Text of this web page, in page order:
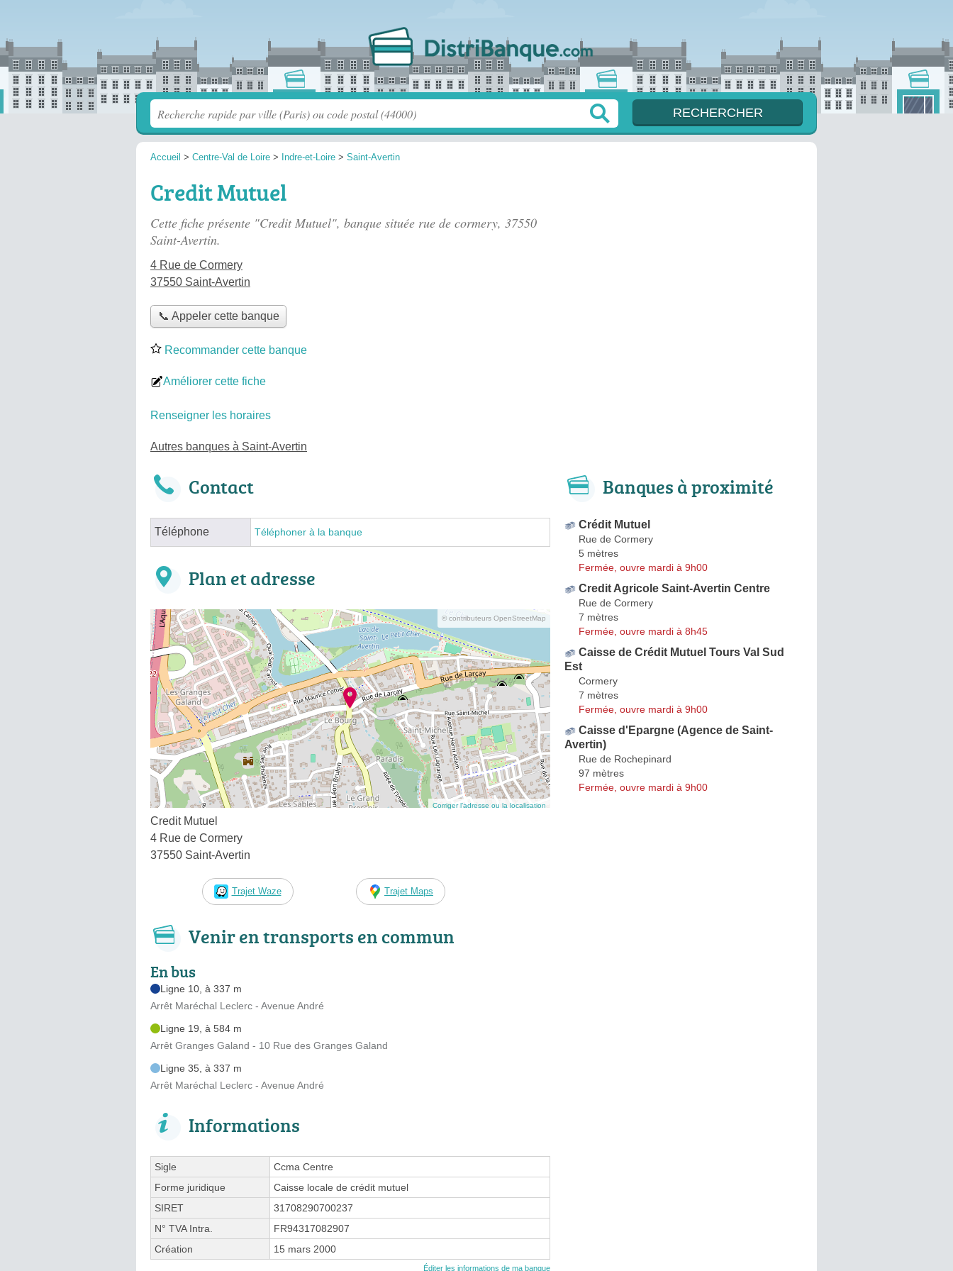
Accueil > Centre-Val de Loire > Indre-et-Loire > Saint-Avertin
Credit Mutuel
Cette fiche présente "Credit Mutuel", banque située rue de cormery, 37550
Saint-Avertin.
4 Rue de Cormery
37550 Saint-Avertin
📞 Appeler cette banque
Recommander cette banque
Améliorer cette fiche
Renseigner les horaires
Autres banques à Saint-Avertin
Contact
Téléphone Téléphoner à la banque
Plan et adresse
© contributeurs OpenStreetMap
Corriger l’adresse ou la localisation
Credit Mutuel
4 Rue de Cormery
37550 Saint-Avertin
Trajet Waze Trajet Maps
Venir en transports en commun
En bus
Ligne 10, à 337 m
Arrêt Maréchal Leclerc - Avenue André
Ligne 19, à 584 m
Arrêt Granges Galand - 10 Rue des Granges Galand
Ligne 35, à 337 m
Arrêt Maréchal Leclerc - Avenue André
Informations
Sigle
Ccma Centre
Forme juridique
Caisse locale de crédit mutuel
SIRET
31708290700237
N° TVA Intra.
FR94317082907
Création
15 mars 2000
Éditer les informations de ma banque
Banques à proximité
Crédit Mutuel
Rue de Cormery
5 mètres
Fermée, ouvre mardi à 9h00
Credit Agricole Saint-Avertin Centre
Rue de Cormery
7 mètres
Fermée, ouvre mardi à 8h45
Caisse de Crédit Mutuel Tours Val Sud
Est
Cormery
7 mètres
Fermée, ouvre mardi à 9h00
Caisse d'Epargne (Agence de Saint-
Avertin)
Rue de Rochepinard
97 mètres
Fermée, ouvre mardi à 9h00